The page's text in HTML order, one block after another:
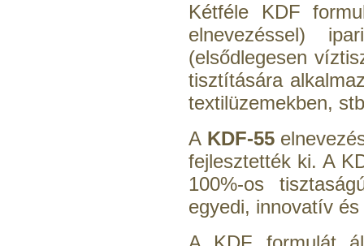
Kétféle KDF
elnevezéssel)
(elsődlegesen
tisztítására
textilüzemekben,
A KDF-55
fejlesztették ki. A
100%-os
egyedi, innovatív